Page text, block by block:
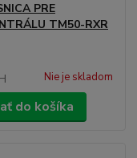
PRE
TM50-RXR
Nie je skladom
do košíka